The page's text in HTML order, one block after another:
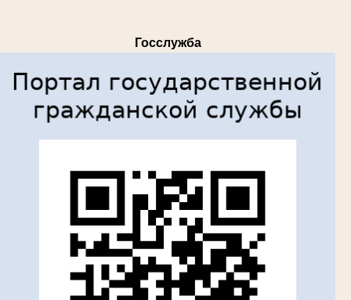
Госслужба